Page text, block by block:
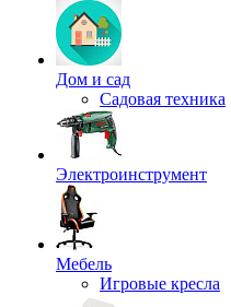
Дом и сад
Садовая техника
Электроинструмент
Мебель
Игровые кресла